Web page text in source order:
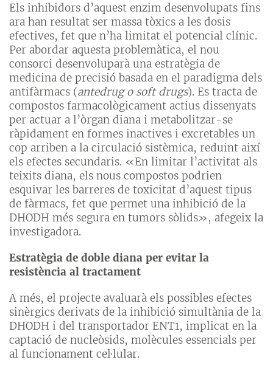
Els inhibidors d’aquest enzim desenvolupats fins
ara han resultat ser massa tòxics a les dosis
efectives, fet que n’ha limitat el potencial clínic.
Per abordar aquesta problemàtica, el nou
consorci desenvoluparà una estratègia de
medicina de precisió basada en el paradigma dels
antifàrmacs (antedrug o soft drugs). Es tracta de
compostos farmacològicament actius dissenyats
per actuar a l’òrgan diana i metabolitzar-se
ràpidament en formes inactives i excretables un
cop arriben a la circulació sistèmica, reduint així
els efectes secundaris. «En limitar l’activitat als
teixits diana, els nous compostos podrien
esquivar les barreres de toxicitat d’aquest tipus
de fàrmacs, fet que permet una inhibició de la
DHODH més segura en tumors sòlids», afegeix la
investigadora.
Estratègia de doble diana per evitar la
resistència al tractament
A més, el projecte avaluarà els possibles efectes
sinèrgics derivats de la inhibició simultània de la
DHODH i del transportador ENT1, implicat en la
captació de nucleòsids, molècules essencials per
al funcionament cel·lular.